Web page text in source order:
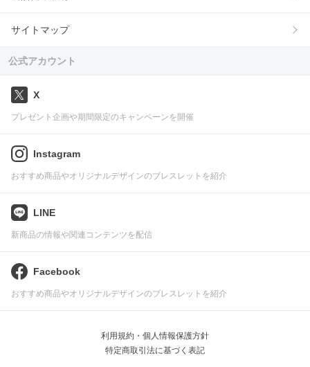
サイトマップ
公式アカウント
X
プレゼント企画や期間限定のキャンペーンを開催
Instagram
おすすめ商品やオリジナルデザインのブレスレットを紹介
LINE
新商品の情報や関連コンテンツを配信
Facebook
おすすめ商品やオリジナルデザインのブレスレットを紹介
利用規約・個人情報保護方針
特定商取引法に基づく表記